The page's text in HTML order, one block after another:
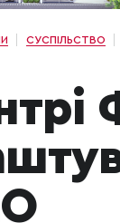
СУСПІЛЬСТВО